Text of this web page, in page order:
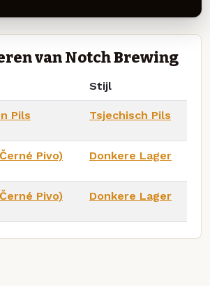
van Notch Brewing
Stijl
Pils Tsjechisch Pils
Pivo) Donkere Lager
Pivo) Donkere Lager